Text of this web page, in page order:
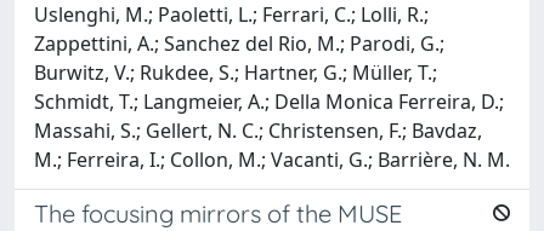
Uslenghi, M.; Paoletti, L.; Ferrari, C.; Lolli, R.;
Zappettini, A.; Sanchez del Rio, M.; Parodi, G.;
Burwitz, V.; Rukdee, S.; Hartner, G.; Müller, T.;
Schmidt, T.; Langmeier, A.; Della Monica Ferreira, D.;
Massahi, S.; Gellert, N. C.; Christensen, F.; Bavdaz,
M.; Ferreira, I.; Collon, M.; Vacanti, G.; Barrière, N. M.
The focusing mirrors of the MUSE